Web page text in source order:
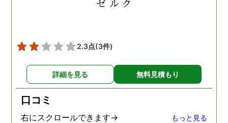
士同様にサポートをお願い
2.3点(3件)
詳細を見る 無料見積もり
口コミ
右にスクロールできます→ もっと見る